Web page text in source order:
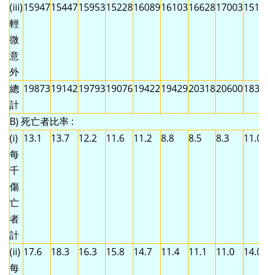
(iii)
輕
微
意
外
1594715447159531522816089161031662817003
總
計
1987319142197931907619422194292031820600
B) 死亡者比率 :
(i)
每
千
傷
亡
者
計
13.1 13.7 12.2 11.6 11.2 8.8 8.5 8.3 11.0
(ii)
每
17.6 18.3 16.3 15.8 14.7 11.4 11.1 11.0 14.0